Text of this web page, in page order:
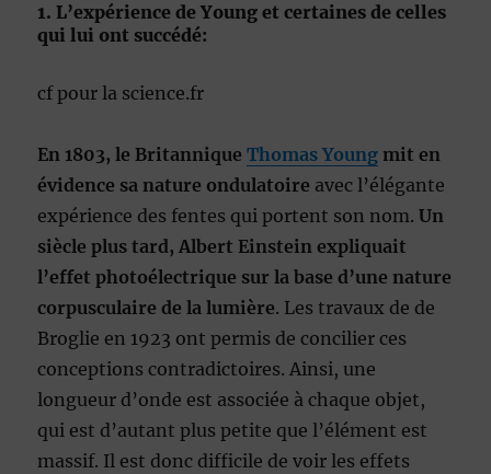
1. L’expérience de Young et certaines de celles
qui lui ont succédé:
cf pour la science.fr
En 1803, le BritanniqueThomas Young mit en
évidence sa nature ondulatoire avec l’élégante
expérience des fentes qui portent son nom.Un
siècle plus tard, Albert Einstein expliquait
l’effet photoélectrique sur la base d’une nature
corpusculaire de la lumière. Les travaux de de
Broglie en 1923 ont permis de concilier ces
conceptions contradictoires. Ainsi, une
longueur d’onde est associée à chaque objet,
qui est d’autant plus petite que l’élément est
massif. Il est donc difficile de voir les effets